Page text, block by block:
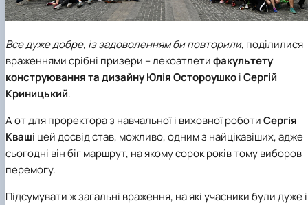
Все дуже добре, із задоволенням би повторили, поділилися
враженнями срібні призери – лекоатлетифакультету
конструювання та дизайнуЮліяОстороушкоіСергій
Криницький.
А от для проректора з навчальної і виховної роботиСергія
Кваші цей досвід став, можливо, одним з найцікавіших, адже
сьогодні він біг маршрут, на якому сорок років тому виборов
перемогу.
Підсумувати ж загальні враження, на які учасники були дуже і